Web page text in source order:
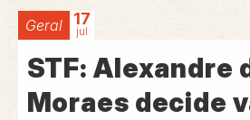
Geral 17
jul
STF: Alexandre
Moraes decide